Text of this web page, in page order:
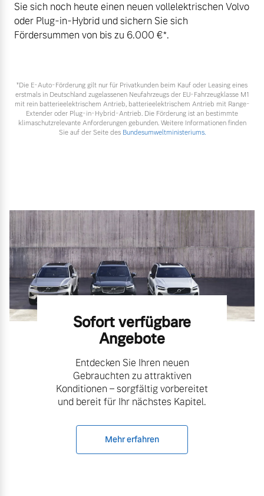
Sie sich noch heute einen neuen vollelektrischen Volvo
oder Plug-in-Hybrid und sichern Sie sich
Fördersummen von bis zu 6.000 €⁠*.
*Die E‑Auto-Förderung gilt nur für Privatkunden beim Kauf oder Leasing eines
erstmals in Deutschland zugelassenen Neufahrzeugs der EU-Fahrzeugklasse M1
mit rein batterieelektrischem Antrieb, batterieelektrischem Antrieb mit Range-
Extender oder Plug-in-Hybrid-Antrieb. Die Förderung ist an bestimmte
klimaschutzrelevante Anforderungen gebunden. Weitere Informationen finden
Sie auf der Seite des Bundesumweltministeriums.
Sofort verfügbare
Angebote
Entdecken Sie Ihren neuen
Gebrauchten zu attraktiven
Konditionen – sorgfältig vorbereitet
und bereit für Ihr nächstes Kapitel.
Mehr erfahren